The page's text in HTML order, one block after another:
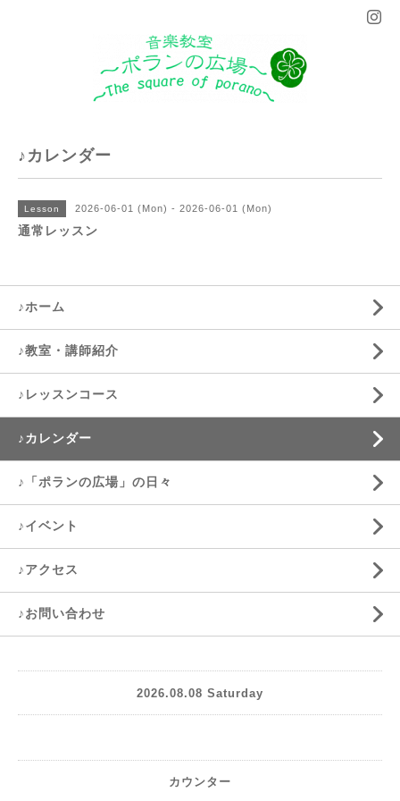
♪カレンダー
Lesson 2026-06-01 (Mon) - 2026-06-01 (Mon)
通常レッスン
♪ホーム
♪教室・講師紹介
♪レッスンコース
♪カレンダー
♪「ポランの広場」の日々
♪イベント
♪アクセス
♪お問い合わせ
2026.08.08 Saturday
カウンター